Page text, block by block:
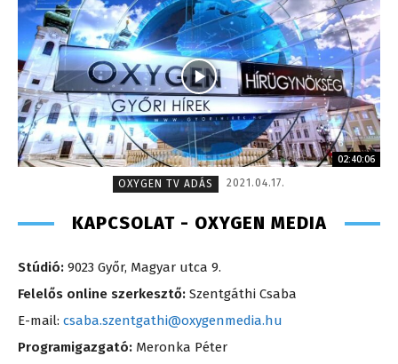
02:40:06
OXYGEN TV ADÁS
2021.04.17.
KAPCSOLAT - OXYGEN MEDIA
Stúdió: 9023 Győr, Magyar utca 9.
Felelős online szerkesztő: Szentgáthi Csaba
E-mail: csaba.szentgathi@oxygenmedia.hu
Programigazgató: Meronka Péter